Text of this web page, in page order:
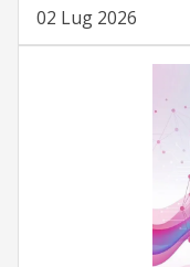
02 Lug 2026